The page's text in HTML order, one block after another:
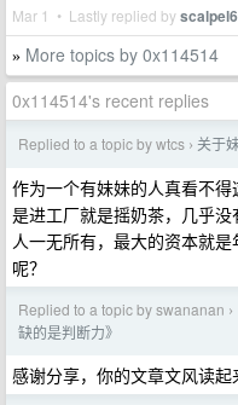
Mar 1 • Lastly replied by
» More topics by 0x114514
0x114514's recent replies
Replied to a topic by wtcs › 关于
作为一个有妹妹的人真看不
是进工厂就是摇奶茶，几乎
人一无所有，最大的资本就
呢？
Replied to a topic by swananan ›
缺的是判断力》
感谢分享，你的文章文风读起